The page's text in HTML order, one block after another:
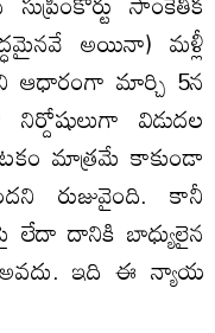
అయినా) మళ్లీ
ఆధారంగా మార్చి 5న
విడుదల
మాత్రమే కాకుండా
రుజువైంది. కానీ
లేదా దానికి బాధ్యులైన
అవదు. ఇది ఈ న్యాయ